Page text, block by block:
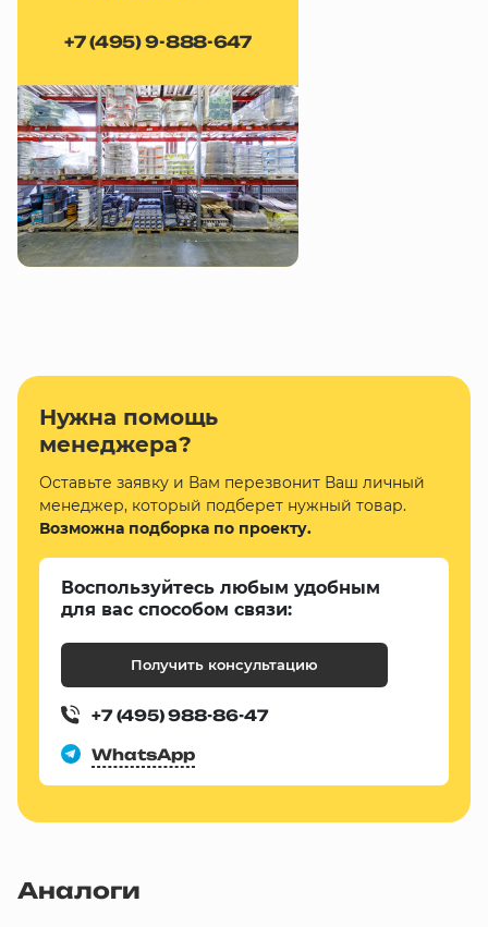
+7 (495) 9-888-647
Нужна помощь
менеджера?
Оставьте заявку и Вам перезвонит Ваш личный
менеджер, который подберет нужный товар.
Возможна подборка по проекту.
Воспользуйтесь любым удобным
для вас способом связи:
Получить консультацию
+7 (495) 988-86-47
WhatsApp
Аналоги